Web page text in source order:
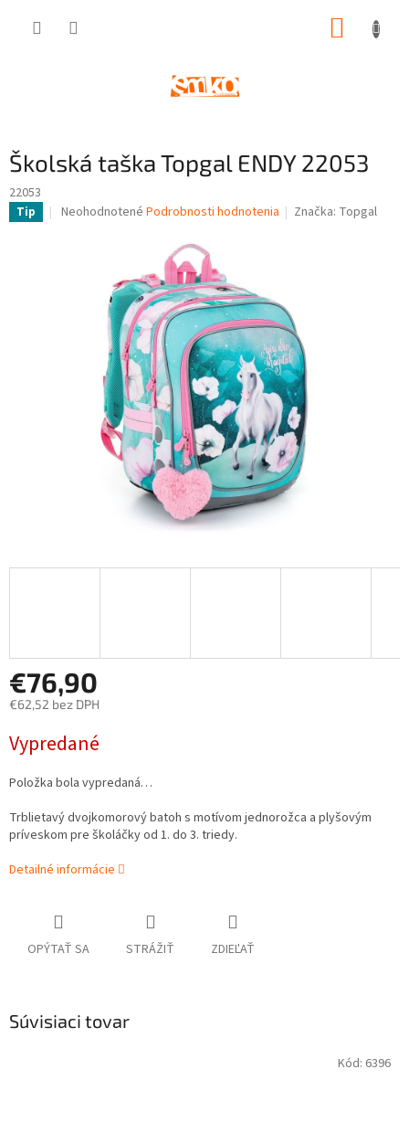
Školská taška Topgal ENDY 22053
22053
Tip
Priemerné
hviezdičiek.
Neohodnotené Podrobnosti hodnotenia Značka: Topgal
€76,90
€62,52 bez DPH
cena:
Vypredané
Položka bola vypredaná…
Trblietavý dvojkomorový batoh s motívom jednorožca a plyšovým
príveskom pre školáčky od 1. do 3. triedy.
Detailné informácie
OPÝTAŤ SA STRÁŽIŤ ZDIEĽAŤ
Súvisiaci tovar
Kód: 6396